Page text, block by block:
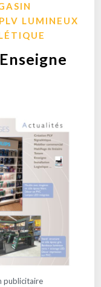
PLV LUMINEUX
publicitaire